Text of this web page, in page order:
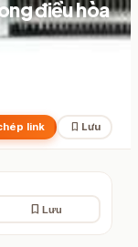
điều hòa
link bookmark Lưu
bookmark Lưu